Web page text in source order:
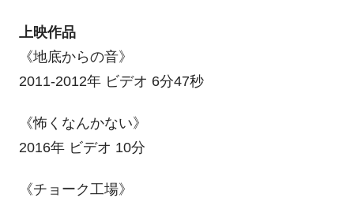
上映作品
《地底からの音》
2011-2012年 ビデオ 6分47秒
《怖くなんかない》
2016年 ビデオ 10分
《チョーク工場》